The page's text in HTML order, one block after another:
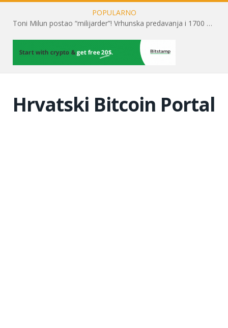
POPULARNO
Toni Milun postao “milijarder”! Vrhunska predavanja i 1700 posjetitelja obilježili su mjesec financijske pismenosti
Hrvatski Bitcoin Portal